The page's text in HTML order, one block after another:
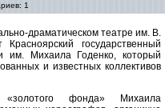
1
драматическом театре им. В.
государственный
им. Михаила Годенко, который
и известных коллективов
фонда» Михаила